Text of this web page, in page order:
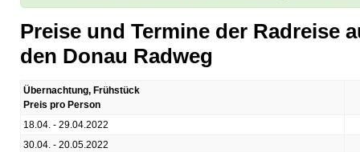
Preise und Termine der Radreise
den Donau Radweg
Übernachtung, Frühstück
Preis pro Person
18.04. - 29.04.2022
30.04. - 20.05.2022